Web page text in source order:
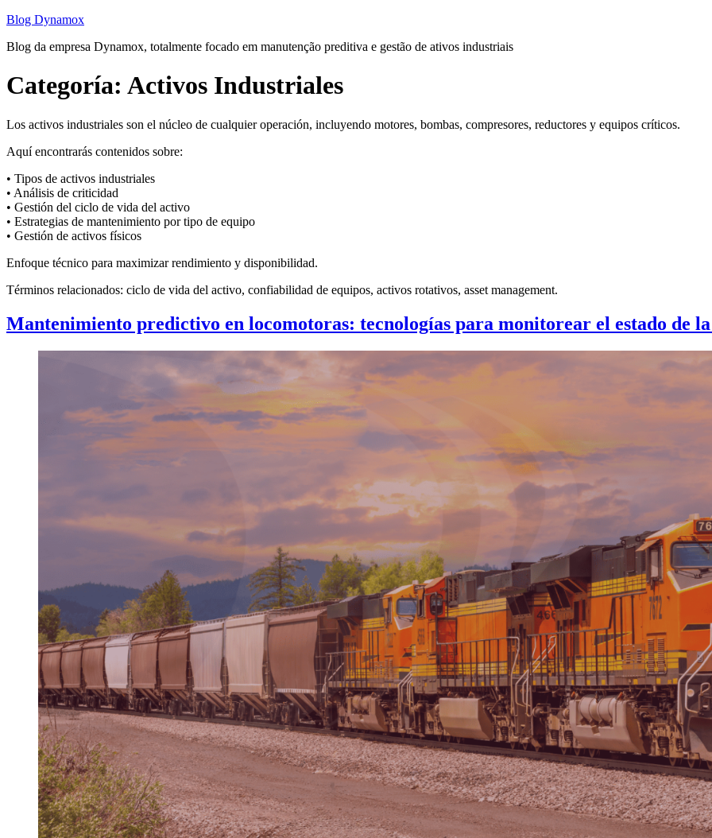
Saltar
contenido
Blog Dynamox
Blog da empresa Dynamox, totalmente focado em manutenção preditiva e gestão de ativos industriais
Categoría: Activos Industriales
Los activos industriales son el núcleo de cualquier operación, incluyendo motores, bombas, compresores, reductores y equipos críticos.
Aquí encontrarás contenidos sobre:
• Tipos de activos industriales
• Análisis de criticidad
• Gestión del ciclo de vida del activo
• Estrategias de mantenimiento por tipo de equipo
• Gestión de activos físicos
Enfoque técnico para maximizar rendimiento y disponibilidad.
Términos relacionados: ciclo de vida del activo, confiabilidad de equipos, activos rotativos, asset management.
Mantenimiento predictivo en locomotoras: tecnologías para monitorear el estado de